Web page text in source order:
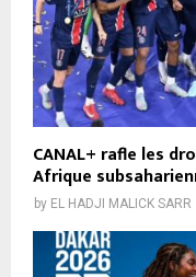
CANAL+ rafle les
Afrique
by EL HADJI MALICK SARR